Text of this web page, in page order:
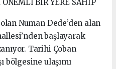
BİR YERE SAHİP
Numan Dede’den alan
başlayarak
Tarihi Çoban
bölgesine ulaşımı